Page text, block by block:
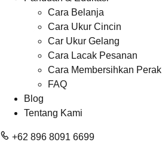
Cara Belanja
Cara Ukur Cincin
Car Ukur Gelang
Cara Lacak Pesanan
Cara Membersihkan Perak
FAQ
Blog
Tentang Kami
+62 896 8091 6699